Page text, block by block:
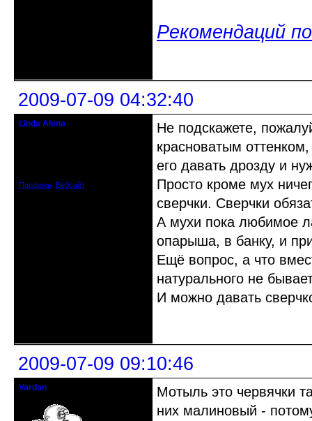
Рекомендаций
2009-07-09 04:32:40
Linda Alena
Профиль Вебсайт
Не подскажете,
красноватым
его давать дрозду и
Просто кроме мух
сверчки. Сверчки
А мухи пока любимое
опарыша, в банку, и
Ещё вопрос, а что
натурального не
И можно давать
2009-07-09 09:10:46
Vardan
Мотыль это червячки
них малиновый -